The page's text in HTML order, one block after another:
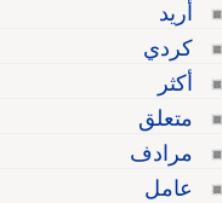
أريد
كردي
أكثر
متعلق
مرادف
عامل